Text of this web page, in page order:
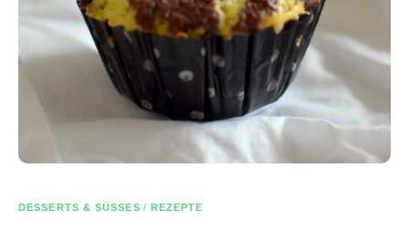
DESSERTS & SÜSSES / REZEPTE